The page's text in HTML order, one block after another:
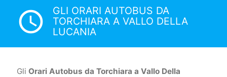
access_time
GLI ORARI AUTOBUS DA
TORCHIARA A VALLO DELLA
LUCANIA
Gli Orari Autobus da Torchiara a Vallo Della